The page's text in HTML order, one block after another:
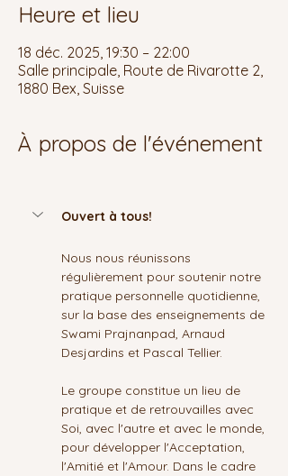
Heure et lieu
18 déc. 2025, 19:30 – 22:00
Salle principale, Route de Rivarotte 2,
1880 Bex, Suisse
À propos de l'événement
Ouvert à tous!
Nous nous réunissons
régulièrement pour soutenir notre
pratique personnelle quotidienne,
sur la base des enseignements de
Swami Prajnanpad, Arnaud
Desjardins et Pascal Tellier.
Le groupe constitue un lieu de
pratique et de retrouvailles avec
Soi, avec l'autre et avec le monde,
pour développer l'Acceptation,
l'Amitié et l'Amour. Dans le cadre